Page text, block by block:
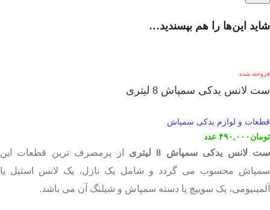
شاید این‌ها را هم بپسندید…
فروخته شده
ست لانس یدکی سمپاش 8 لیتری
قطعات و لوازم یدکی سمپاش
تومان ۴۹۰,۰۰۰ عدد
ست لانس یدکی سمپاش 8 لیتری
از پرمصرف ترین قطعات این
سمپاش محسوب می گردد و شامل یک نازل، یک لانس استیل یا
آلمینیومی، یک سوییچ یا دسته سمپاش و شیلنگ آن می باشد.